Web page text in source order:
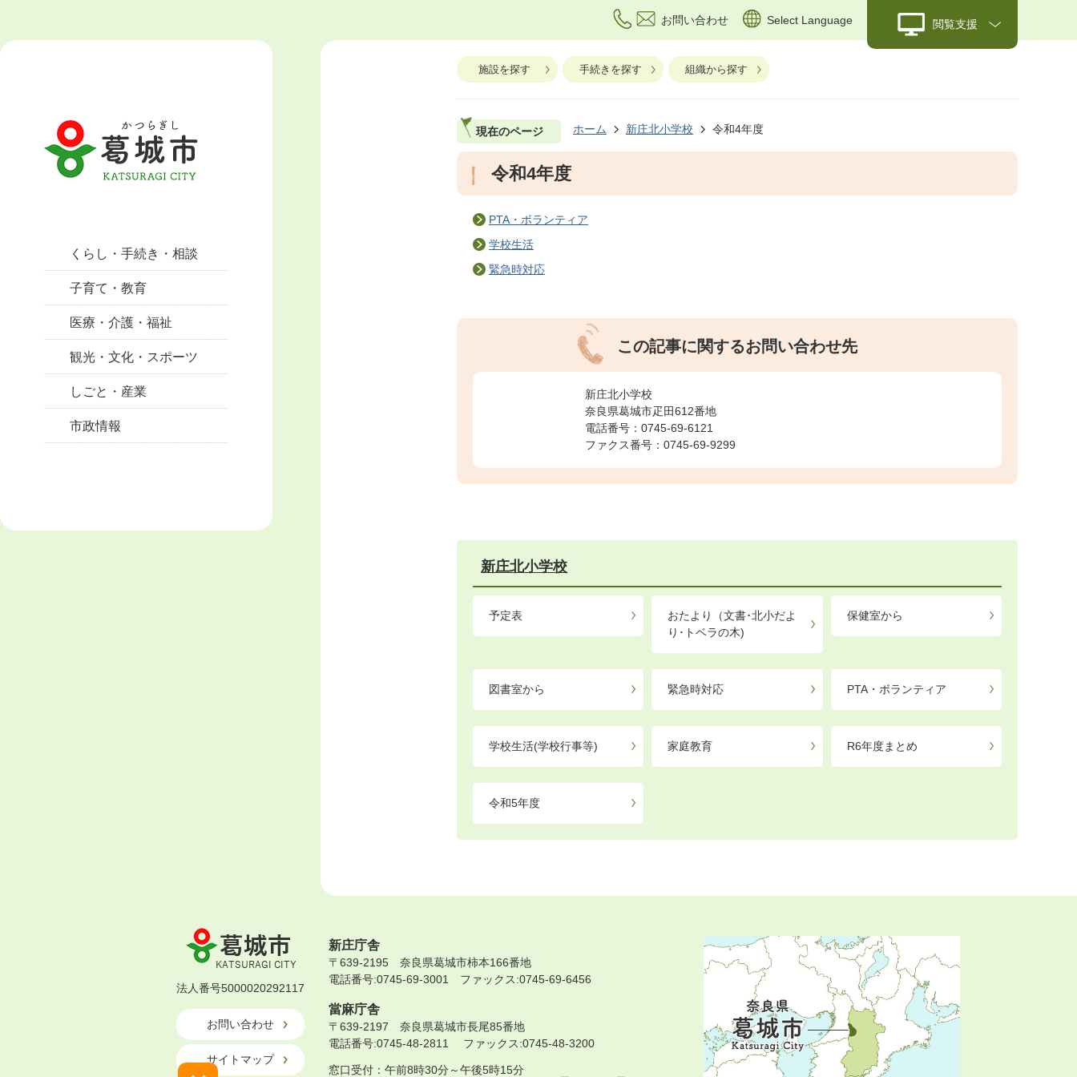
お問い合わせ Select Language 閲覧支援
くらし・手続き・相談
子育て・教育
医療・介護・福祉
観光・文化・スポーツ
しごと・産業
市政情報
施設を探す 手続きを探す 組織から探す
現在のページ ホーム 新庄北小学校 令和4年度
令和4年度
PTA・ボランティア
学校生活
緊急時対応
この記事に関するお問い合わせ先
新庄北小学校
奈良県葛城市疋田612番地
電話番号：0745-69-6121
ファクス番号：0745-69-9299
新庄北小学校
予定表
おたより（文書･北小だよ
り･トベラの木)
保健室から
図書室から 緊急時対応 PTA・ボランティア
学校生活(学校行事等) 家庭教育 R6年度まとめ
令和5年度
葛
城
市
KATSURAGI
CITY
法人番号5000020292117
お問い合わせ
サイトマップ
新庄庁舎
〒639-2195 奈良県葛城市柿本166番地
電話番号:0745-69-3001 ファックス:0745-69-6456
當麻庁舎
〒639-2197 奈良県葛城市長尾85番地
電話番号:0745-48-2811 ファックス:0745-48-3200
窓口受付：午前8時30分～午後5時15分